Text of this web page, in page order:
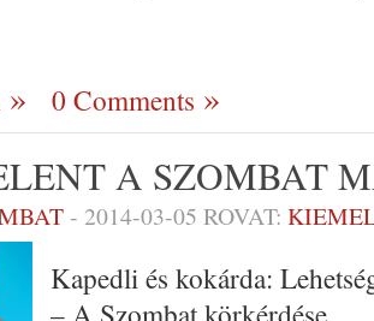
0 Comments
A SZOMBAT
- 2014-03-05 ROVAT:
Kapedli és kokárda: